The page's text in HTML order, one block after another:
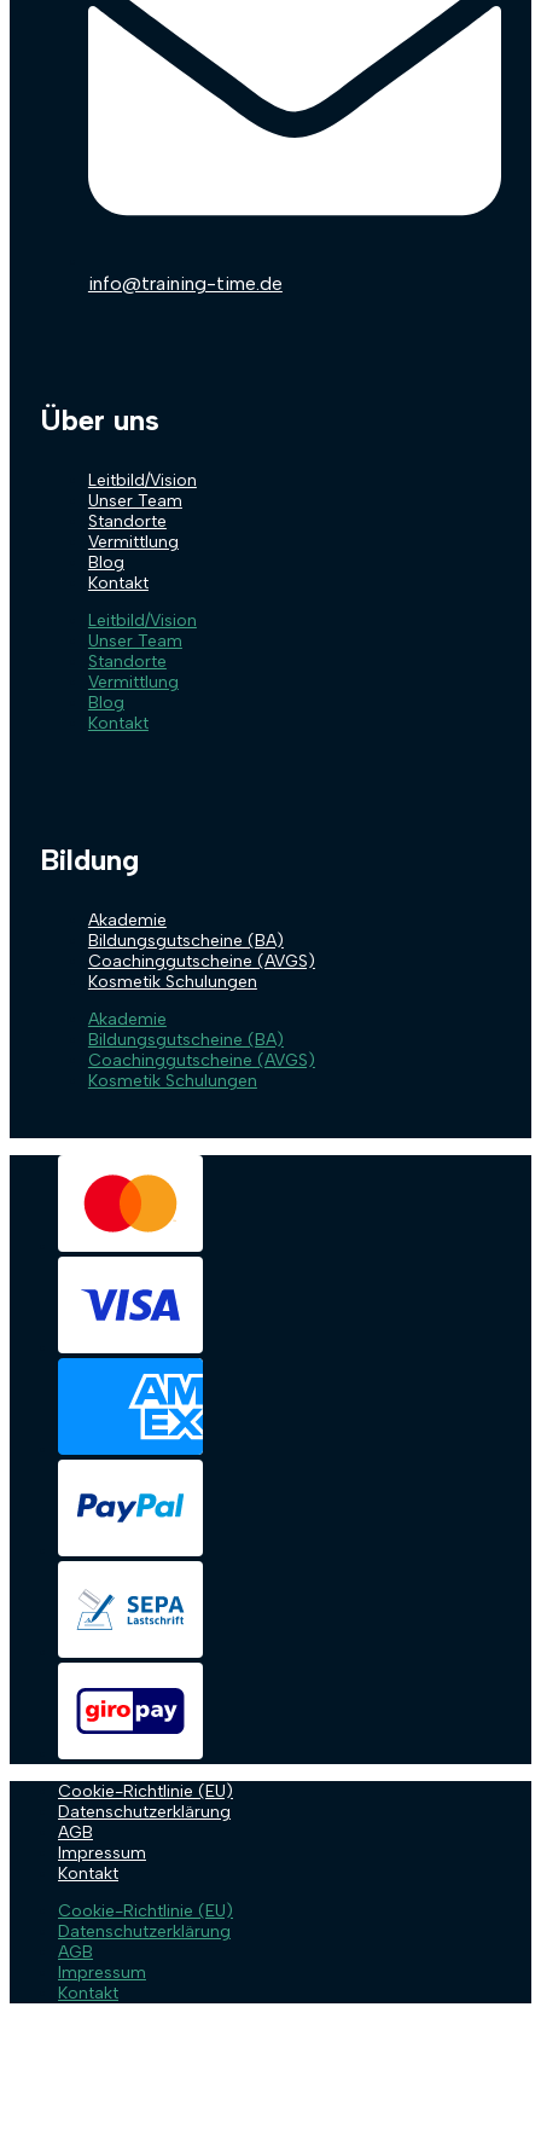
info@training-time.de
Über uns
Leitbild/Vision
Unser Team
Standorte
Vermittlung
Blog
Kontakt
Leitbild/Vision
Unser Team
Standorte
Vermittlung
Blog
Kontakt
Bildung
Akademie
Bildungsgutscheine (BA)
Coachinggutscheine (AVGS)
Kosmetik Schulungen
Akademie
Bildungsgutscheine (BA)
Coachinggutscheine (AVGS)
Kosmetik Schulungen
Cookie-Richtlinie (EU)
Datenschutzerklärung
AGB
Impressum
Kontakt
Cookie-Richtlinie (EU)
Datenschutzerklärung
AGB
Impressum
Kontakt